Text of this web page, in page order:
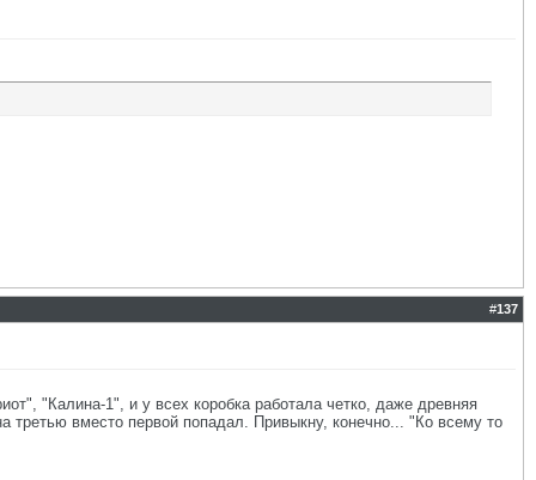
#137
"Калина-1", и у всех коробка работала четко, даже древняя
вместо первой попадал. Привыкну, конечно... "Ко всему то